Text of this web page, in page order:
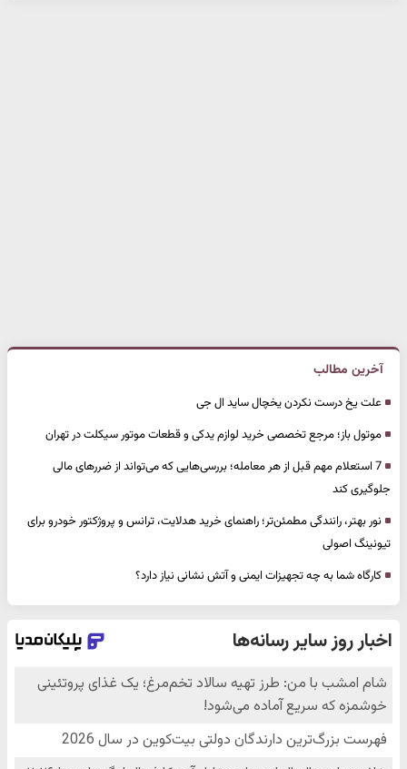
آخرین مطالب
علت یخ درست نکردن یخچال ساید ال جی
موتول باز؛ مرجع تخصصی خرید لوازم یدکی و قطعات موتور سیکلت در تهران
7 استعلام مهم قبل از هر معامله؛ بررسی‌هایی که می‌تواند از ضررهای مالی
جلوگیری کند
نور بهتر، رانندگی مطمئن‌تر؛ راهنمای خرید هدلایت، ترانس و پروژکتور خودرو برای
تیونینگ اصولی
کارگاه شما به چه تجهیزات ایمنی و آتش نشانی نیاز دارد؟